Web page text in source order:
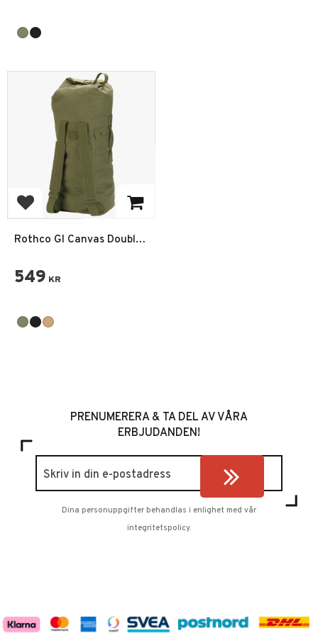
Lägg till i favoriter
Rothco GI Canvas Double
549 KR
PRENUMERERA & TA DEL AV VÅRA
ERBJUDANDEN!
Dina personuppgifter behandlas i enlighet med vår
integritetspolicy.